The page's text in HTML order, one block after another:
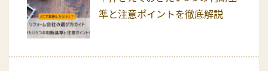
準と注意ポイントを徹底解説